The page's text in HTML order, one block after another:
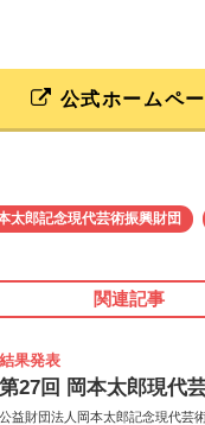
公式ホームペ
太郎記念現代芸術振興財団
関連記事
結果発表
第27回 岡本太郎現代
公益財団法人岡本太郎記念現代芸